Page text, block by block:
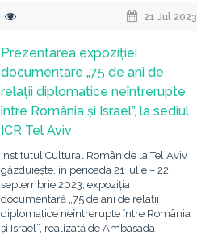
21 Jul 2023
Prezentarea expoziției
documentare „75 de ani de
relații diplomatice neîntrerupte
între România și Israel”, la sediul
ICR Tel Aviv
Institutul Cultural Român de la Tel Aviv
găzduiește, în perioada 21 iulie – 22
septembrie 2023, expoziția
documentară „75 de ani de relații
diplomatice neîntrerupte între România
și Israel”, realizată de Ambasada